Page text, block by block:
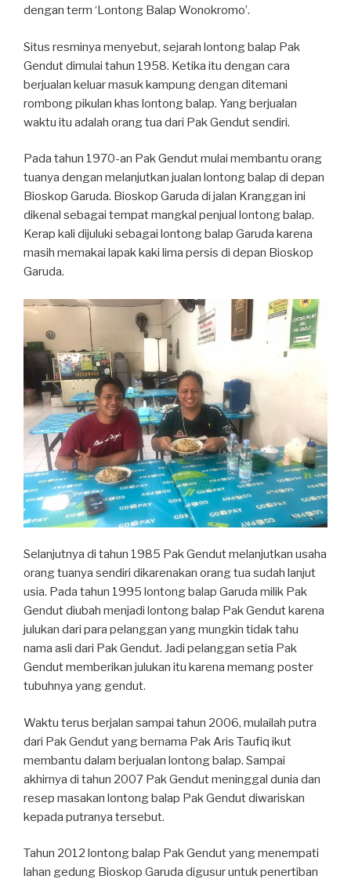
dengan term ‘Lontong Balap Wonokromo’.
Situs resminya menyebut, sejarah lontong balap Pak
Gendut dimulai tahun 1958. Ketika itu dengan cara
berjualan keluar masuk kampung dengan ditemani
rombong pikulan khas lontong balap. Yang berjualan
waktu itu adalah orang tua dari Pak Gendut sendiri.
Pada tahun 1970-an Pak Gendut mulai membantu orang
tuanya dengan melanjutkan jualan lontong balap di depan
Bioskop Garuda. Bioskop Garuda di jalan Kranggan ini
dikenal sebagai tempat mangkal penjual lontong balap.
Kerap kali dijuluki sebagai lontong balap Garuda karena
masih memakai lapak kaki lima persis di depan Bioskop
Garuda.
Selanjutnya di tahun 1985 Pak Gendut melanjutkan usaha
orang tuanya sendiri dikarenakan orang tua sudah lanjut
usia. Pada tahun 1995 lontong balap Garuda milik Pak
Gendut diubah menjadi lontong balap Pak Gendut karena
julukan dari para pelanggan yang mungkin tidak tahu
nama asli dari Pak Gendut. Jadi pelanggan setia Pak
Gendut memberikan julukan itu karena memang poster
tubuhnya yang gendut.
Waktu terus berjalan sampai tahun 2006, mulailah putra
dari Pak Gendut yang bernama Pak Aris Taufiq ikut
membantu dalam berjualan lontong balap. Sampai
akhirnya di tahun 2007 Pak Gendut meninggal dunia dan
resep masakan lontong balap Pak Gendut diwariskan
kepada putranya tersebut.
Tahun 2012 lontong balap Pak Gendut yang menempati
lahan gedung Bioskop Garuda digusur untuk penertiban